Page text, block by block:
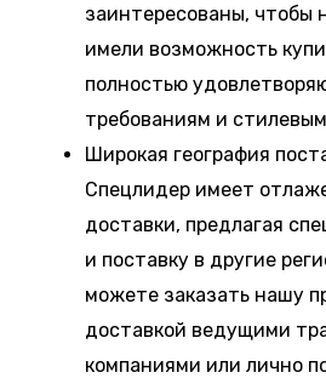
заинтересованы, чтобы
имели возможность
полностью
требованиям и
Широкая география
Спецлидер имеет
доставки, предлагая
и поставку в другие
можете заказать нашу
доставкой ведущими
компаниями или лично